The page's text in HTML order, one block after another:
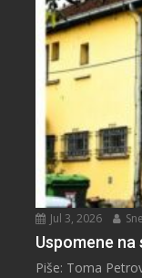
Jul 3, 2026
Uspomene na
Piše: Toma